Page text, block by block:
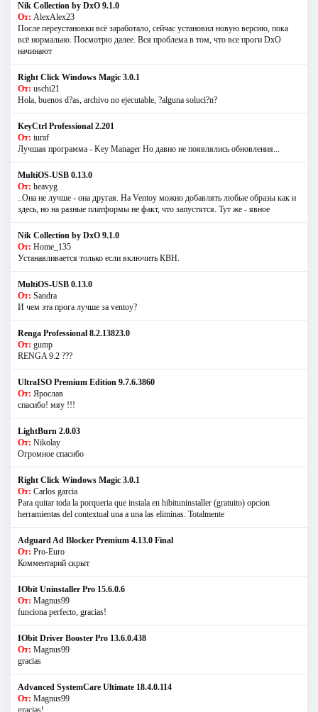
Nik Collection by DxO 9.1.0
От: AlexAlex23
После переустановки всё заработало, сейчас установил новую версию, пока
всё нормально. Посмотрю далее. Вся проблема в том, что все проги DxO
начинают
Right Click Windows Magic 3.0.1
От: uschi21
Hola, buenos d?as, archivo no ejecutable, ?alguna soluci?n?
KeyCtrl Professional 2.201
От: iuraf
Лучшая программа - Key Manager Но давно не появлялись обновления...
MultiOS-USB 0.13.0
От: heavyg
..Она не лучше - она другая. На Ventoy можно добавлять любые образы как и
здесь, но на разные платформы не факт, что запустятся. Тут же - явное
Nik Collection by DxO 9.1.0
От: Home_135
Устанавливается только если включить КВН.
MultiOS-USB 0.13.0
От: Sandra
И чем эта прога лучше за ventoy?
Renga Professional 8.2.13823.0
От: gump
RENGA 9.2 ???
UltraISO Premium Edition 9.7.6.3860
От: Ярослав
спасибо! мяу !!!
LightBurn 2.0.03
От: Nikolay
Огромное спасибо
Right Click Windows Magic 3.0.1
От: Carlos garcia
Para quitar toda la porqueria que instala en hibituninstaller (gratuito) opcion
herramientas del contextual una a una las eliminas. Totalmente
Adguard Ad Blocker Premium 4.13.0 Final
От: Pro-Euro
Комментарий скрыт
IObit Uninstaller Pro 15.6.0.6
От: Magnus99
funciona perfecto, gracias!
IObit Driver Booster Pro 13.6.0.438
От: Magnus99
gracias
Advanced SystemCare Ultimate 18.4.0.114
От: Magnus99
gracias!